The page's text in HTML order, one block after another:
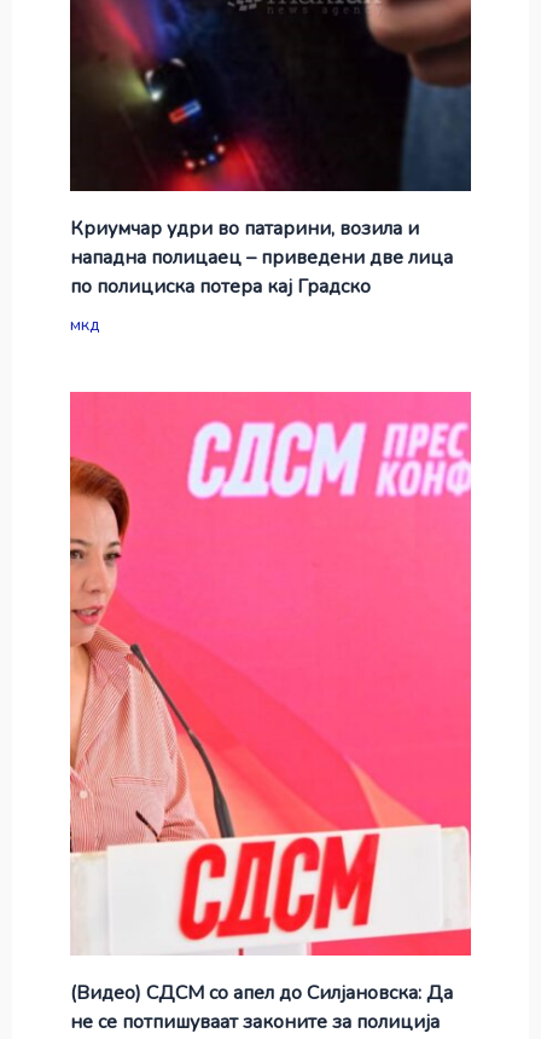
Криумчар удри во патарини, возила и
нападна полицаец – приведени две лица
по полициска потера кај Градско
мкд
(Видео) СДСМ со апел до Силјановска: Да
не се потпишуваат законите за полиција